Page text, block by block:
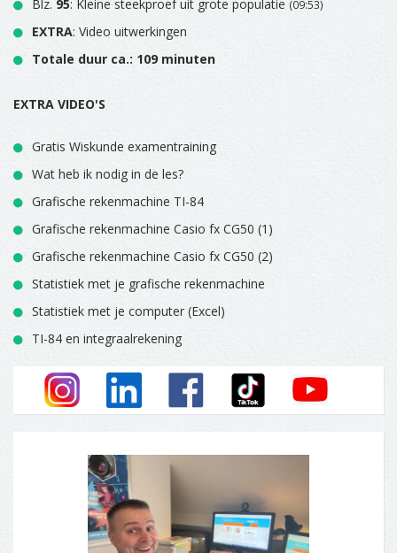
Blz. 95: Kleine steekproef uit grote populatie (09:53)
EXTRA: Video uitwerkingen
Totale duur ca.: 109 minuten
EXTRA VIDEO'S
Gratis Wiskunde examentraining
Wat heb ik nodig in de les?
Grafische rekenmachine TI-84
Grafische rekenmachine Casio fx CG50 (1)
Grafische rekenmachine Casio fx CG50 (2)
Statistiek met je grafische rekenmachine
Statistiek met je computer (Excel)
TI-84 en integraalrekening